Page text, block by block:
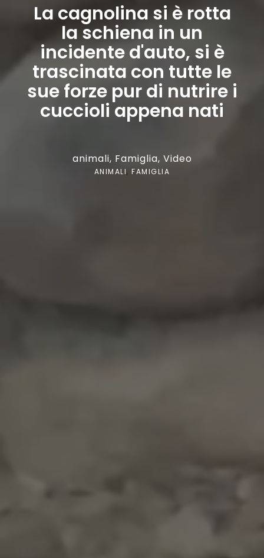
La cagnolina si è rotta
la schiena in un
incidente d'auto, si è
trascinata con tutte le
sue forze pur di nutrire i
cuccioli appena nati
animali, Famiglia, Video
ANIMALI,FAMIGLIA